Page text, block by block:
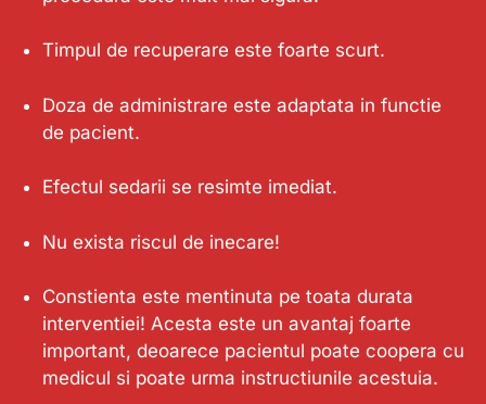
Timpul de recuperare este foarte scurt.
Doza de administrare este adaptata in functie
de pacient.
Efectul sedarii se resimte imediat.
Nu exista riscul de inecare!
Constienta este mentinuta pe toata durata
interventiei! Acesta este un avantaj foarte
important, deoarece pacientul poate coopera cu
medicul si poate urma instructiunile acestuia.